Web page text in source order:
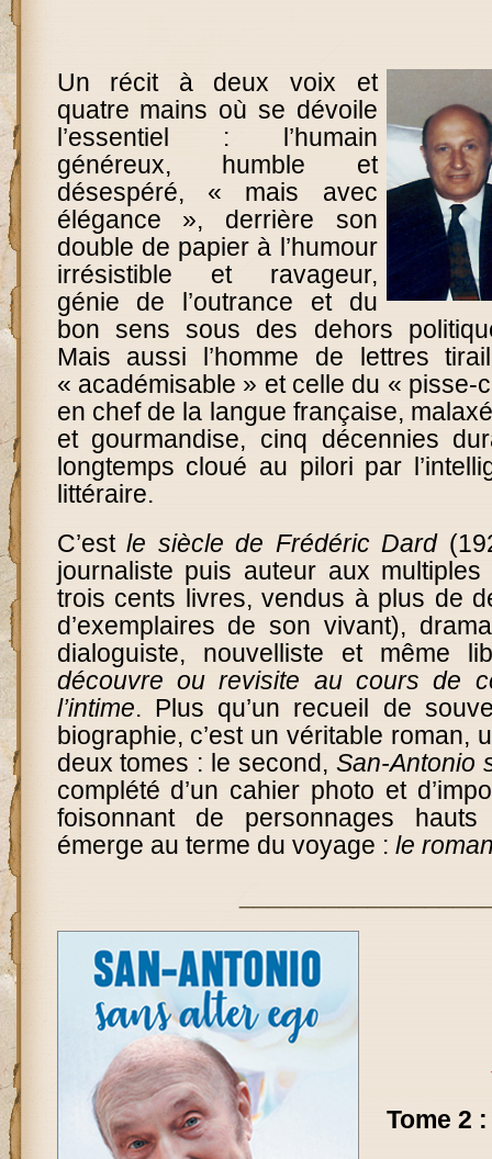
Un récit à deux voix et
quatre mains où se dévoile
l’essentiel : l’humain
généreux, humble et
désespéré, « mais avec
élégance », derrière son
double de papier à l’humour
irrésistible et ravageur,
génie de l’outrance et du
bon sens sous des dehors
Mais aussi l’homme de lettres
« académisable » et celle du « pisse-
en chef de la langue française,
et gourmandise, cinq décennies
longtemps cloué au pilori par
littéraire.
C’estle siècle de Frédéric Dard
journaliste puis auteur aux multiples
trois cents livres, vendus à plus de
d’exemplaires de son vivant),
dialoguiste, nouvelliste et même
découvre ou revisite au cours de
l’intime. Plus qu’un recueil de
biographie, c’est un véritable roman,
deux tomes : le second, San-Antonio
complété d’un cahier photo et
foisonnant de personnages
émerge au terme du voyage : le
Tome 2